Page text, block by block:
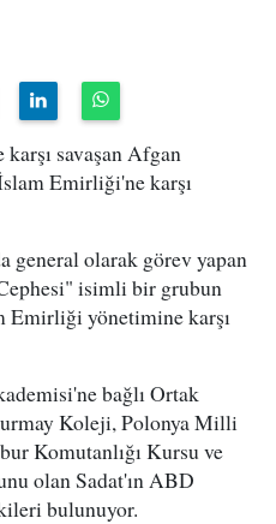
savaşan Afgan
Emirliği'ne karşı
general olarak görev yapan
isimli bir grubun
Emirliği yönetimine karşı
bağlı Ortak
Koleji, Polonya Milli
Komutanlığı Kursu ve
olan Sadat'ın ABD
bulunuyor.